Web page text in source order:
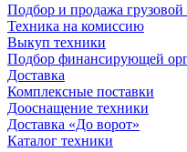
Подбор и продажа грузовой
Техника на комиссию
Выкуп техники
Подбор финансирующей
Доставка
Комплексные поставки
Дооснащение техники
Доставка «До ворот»
Каталог техники